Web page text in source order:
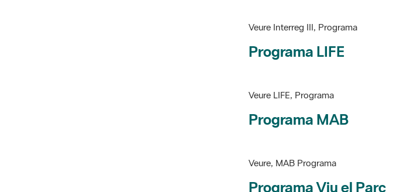
Veure Interreg III, Programa
Programa LIFE
Veure LIFE, Programa
Programa MAB
Veure, MAB Programa
Programa Viu el Parc